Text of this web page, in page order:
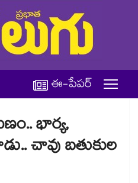
ఈ-పేపర్
భార్య,
చావు బతుకుల